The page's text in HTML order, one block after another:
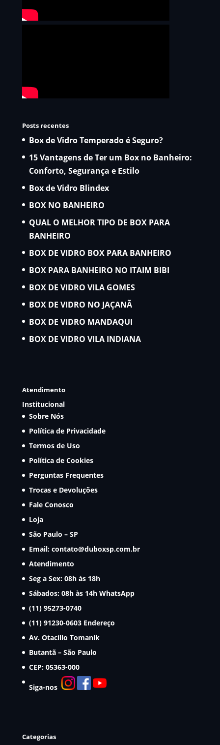
Posts recentes
Box de Vidro Temperado é Seguro?
15 Vantagens de Ter um Box no Banheiro:
Conforto, Segurança e Estilo
Box de Vidro Blindex
BOX NO BANHEIRO
QUAL O MELHOR TIPO DE BOX PARA
BANHEIRO
BOX DE VIDRO BOX PARA BANHEIRO
BOX PARA BANHEIRO NO ITAIM BIBI
BOX DE VIDRO VILA GOMES
BOX DE VIDRO NO JAÇANÃ
BOX DE VIDRO MANDAQUI
BOX DE VIDRO VILA INDIANA
Atendimento
Institucional
Sobre Nós
Política de Privacidade
Termos de Uso
Política de Cookies
Perguntas Frequentes
Trocas e Devoluções
Fale Conosco
Loja
São Paulo – SP
Email: contato@duboxsp.com.br
Atendimento
Seg a Sex: 08h às 18h
Sábados: 08h às 14h WhatsApp
(11) 95273-0740
(11) 91230-0603 Endereço
Av. Otacílio Tomanik
Butantã – São Paulo
CEP: 05363-000
Siga-nos
Categorias